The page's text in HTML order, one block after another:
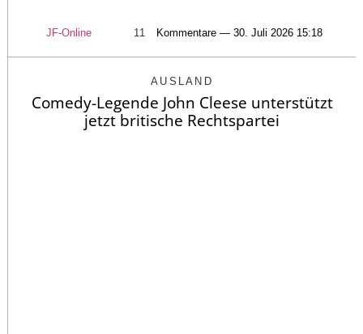
JF-Online 11 Kommentare — 30. Juli 2026 15:18
AUSLAND
Comedy-Legende John Cleese unterstützt
jetzt britische Rechtspartei